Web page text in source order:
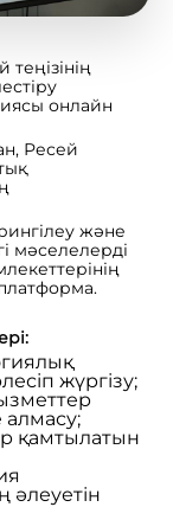
онлайн
Ресей
және
мәселелерді
жүргізу;
қамтылатын
әлеуетін